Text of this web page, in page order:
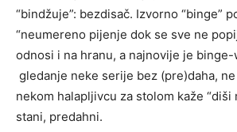
“bindžuje”: bezdisač. Izvorno “binge”
“neumereno pijenje dok se sve ne
odnosi i na hranu, a najnovije je
gledanje neke serije bez (pre)daha,
nekom halapljivcu za stolom kaže “diši
stani, predahni.